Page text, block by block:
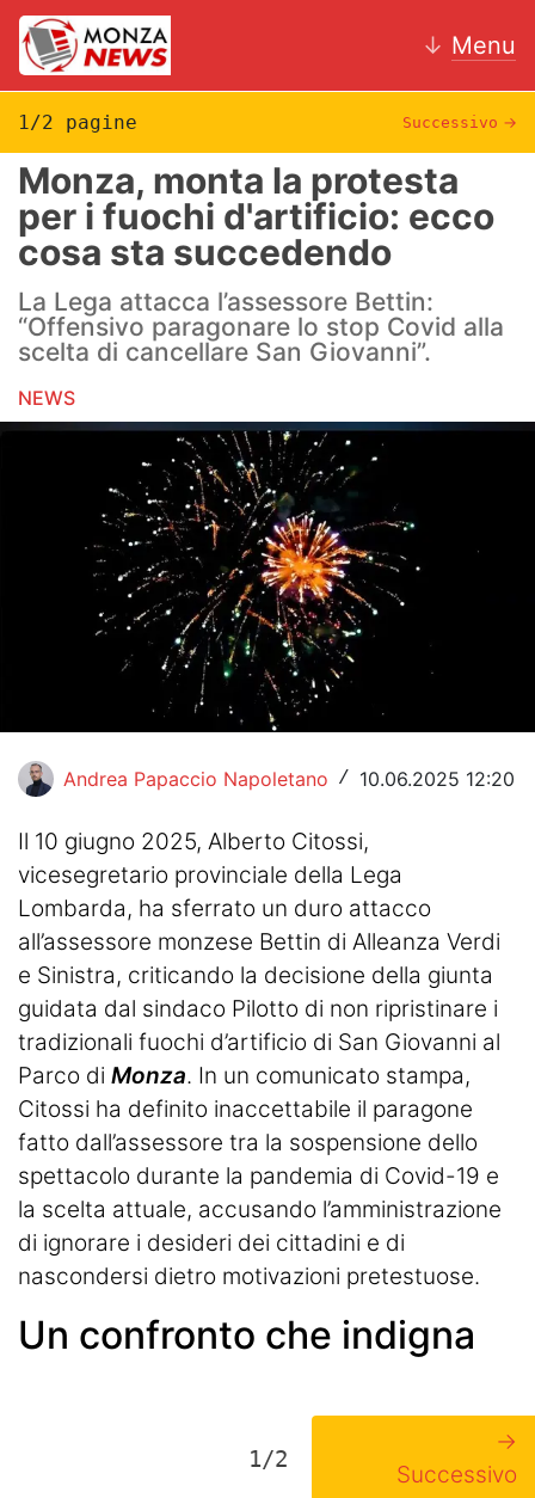
↓ Menu
News
AC Monza
Calcio
Motori
Volley
Altri sport
Hockey
Pallanuoto
Pallamano
Altre
News
Turismo
Eventi
1/2 pagine Successivo →
Monza, monta la protesta
per i fuochi d'artificio: ecco
cosa sta succedendo
La Lega attacca l’assessore Bettin:
“Offensivo paragonare lo stop Covid alla
scelta di cancellare San Giovanni”.
NEWS
Andrea Papaccio Napoletano / 10.06.2025 12:20
Il 10 giugno 2025, Alberto Citossi,
vicesegretario provinciale della Lega
Lombarda, ha sferrato un duro attacco
all’assessore monzese Bettin di Alleanza Verdi
e Sinistra, criticando la decisione della giunta
guidata dal sindaco Pilotto di non ripristinare i
tradizionali fuochi d’artificio di San Giovanni al
Parco di Monza. In un comunicato stampa,
Citossi ha definito inaccettabile il paragone
fatto dall’assessore tra la sospensione dello
spettacolo durante la pandemia di Covid-19 e
la scelta attuale, accusando l’amministrazione
di ignorare i desideri dei cittadini e di
nascondersi dietro motivazioni pretestuose.
Un confronto che indigna
1/2
→
Successivo